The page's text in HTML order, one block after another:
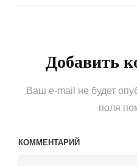
Добавить
Ваш e-mail не будет
поля
КОММЕНТАРИЙ